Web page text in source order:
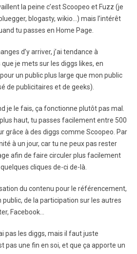
la peine c’est Scoopeo et Fuzz (je
blogasty, wikio…) mais l’intérêt
tu passes en Home Page.
d’y arriver, j’ai tendance à
je mets sur les diggs likes, en
un public plus large que mon public
de publicitaires et de geeks).
je le fais, ça fonctionne plutôt pas mal.
haut, tu passes facilement entre 500
grâce à des diggs comme Scoopeo. Par
à un jour, car tu ne peux pas rester
afin de faire circuler plus facilement
cliques de-ci de-là.
du contenu pour le référencement,
de la participation sur les autres
Facebook…
pas les diggs, mais il faut juste
pas une fin en soi, et que ça apporte un